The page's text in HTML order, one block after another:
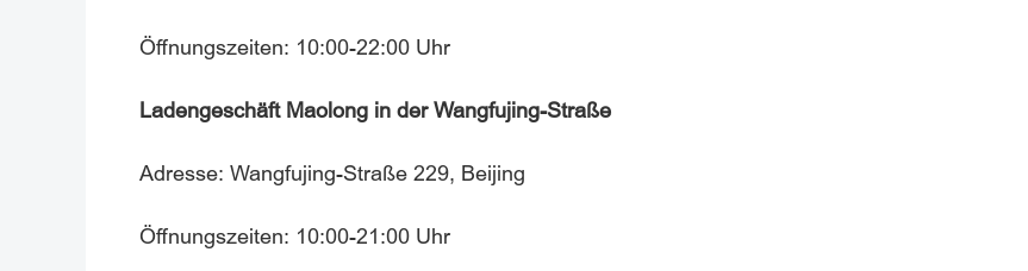
Öffnungszeiten: 10:00-22:00 Uhr
Ladengeschäft Maolong in der Wangfujing-Straße
Adresse: Wangfujing-Straße 229, Beijing
Öffnungszeiten: 10:00-21:00 Uhr